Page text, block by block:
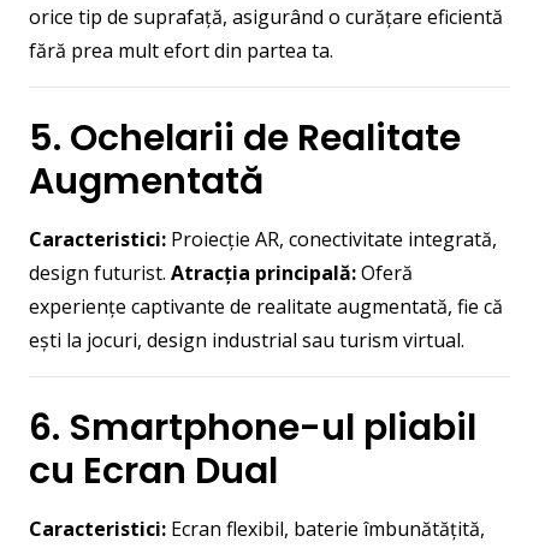
orice tip de suprafață, asigurând o curățare eficientă
fără prea mult efort din partea ta.
5. Ochelarii de Realitate
Augmentată
Caracteristici: Proiecție AR, conectivitate integrată,
design futurist. Atracția principală:Oferă
experiențe captivante de realitate augmentată, fie că
ești la jocuri, design industrial sau turism virtual.
6. Smartphone-ul pliabil
cu Ecran Dual
Caracteristici: Ecran flexibil, baterie îmbunătățită,